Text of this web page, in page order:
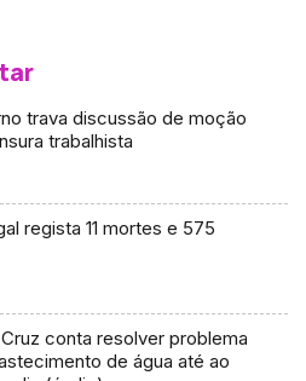
trava discussão de moção
trabalhista
regista 11 mortes e 575
conta resolver problema
de água até ao